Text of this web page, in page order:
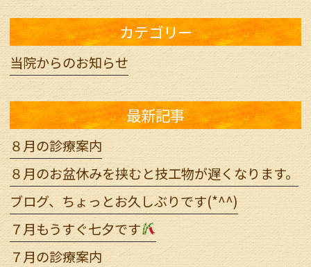
カテゴリー
当院からのお知らせ
最新記事
８月の診療案内
８月のお盆休みを挟むと技工物が遅くなります。
ブログ、ちょっとお久しぶりです(*^^)
７月もうすぐ七夕です
７月の診療案内